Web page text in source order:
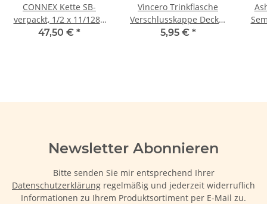
CONNEX Kette SB-
verpackt, 1/2 x 11/128",
für 10-fach
Außenlasche
versprechen hohe
Lebens
47,50 € *
Vincero Trinkflasche
Verschlusskappe Deckel
für Stratus 20/24
5,95 € *
Newsletter Abonnieren
Bitte senden Sie mir entsprechend Ihrer
Datenschutzerklärung regelmäßig und jederzeit widerruflich
Informationen zu Ihrem Produktsortiment per E-Mail zu.